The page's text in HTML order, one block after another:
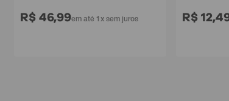
R$ 46,99em até 1x sem juros R$ 12,49